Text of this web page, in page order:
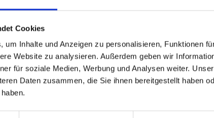
Cookies
um Inhalte und Anzeigen zu personalisieren, Funktionen
Website zu analysieren. Außerdem geben wir
für soziale Medien, Werbung und Analysen weiter.
Daten zusammen, die Sie ihnen bereitgestellt haben
Kann ich
Ja, wir